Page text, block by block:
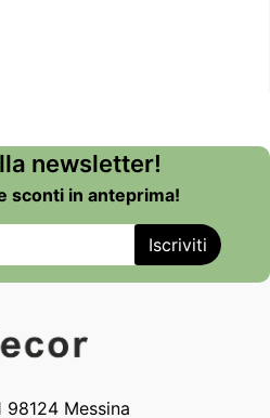
newsletter!
sconti in anteprima!
Messina